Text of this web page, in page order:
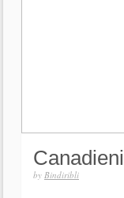
by Bindiribli